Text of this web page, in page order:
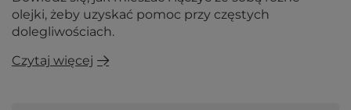
olejki, żeby uzyskać pomoc przy częstych
dolegliwościach.
Czytaj więcej